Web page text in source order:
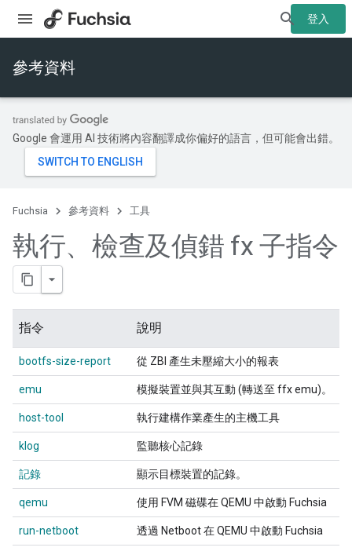
登入
參考資料
Google 會運用 AI 技術將內容翻譯成你偏好的語言，但可能會出錯。
Fuchsia 參考資料 工具
執行、檢查及偵錯 fx 子指令
指令 說明
bootfs-size-report 從 ZBI 產生未壓縮大小的報表
emu 模擬裝置並與其互動 (轉送至 ffx emu)。
host-tool 執行建構作業產生的主機工具
klog 監聽核心記錄
記錄 顯示目標裝置的記錄。
qemu 使用 FVM 磁碟在 QEMU 中啟動 Fuchsia
run-netboot 透過 Netboot 在 QEMU 中啟動 Fuchsia